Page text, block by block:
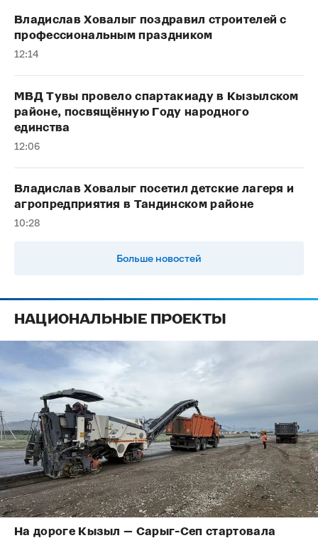
Владислав Ховалыг поздравил строителей с
профессиональным праздником
12:14
МВД Тувы провело спартакиаду в Кызылском
районе, посвящённую Году народного
единства
12:06
Владислав Ховалыг посетил детские лагеря и
агропредприятия в Тандинском районе
10:28
Больше новостей
НАЦИОНАЛЬНЫЕ ПРОЕКТЫ
На дороге Кызыл — Сарыг-Сеп стартовала